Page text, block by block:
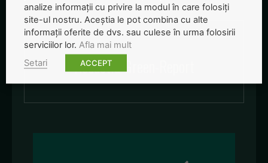
Redactia-Green-Report
analize informații cu privire la modul în care folosiți
site-ul nostru. Aceștia le pot combina cu alte
informații oferite de dvs. sau culese în urma folosirii
serviciilor lor. Afla mai mult
Setari
ACCEPT